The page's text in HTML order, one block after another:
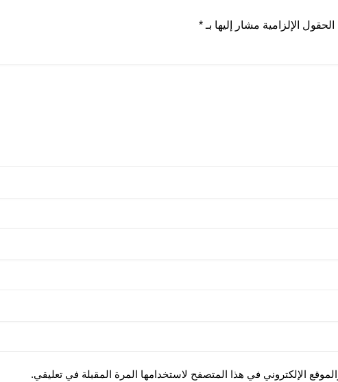
الحقول الإلزامية مشار إليها بـ *
الإلكتروني في هذا المتصفح لاستخدامها المرة المقبلة في تعليقي.